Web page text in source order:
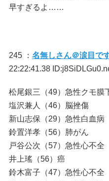
早すぎるよ……
245 ： 名無しさん＠涙目です
22:22:41.38
松尾銀三（49）急性クモ膜
塩沢兼人（46）脳挫傷
新山志保（29）急性白血病
鈴置洋孝（56）肺がん
戸谷公次（57）急性心不全
井上瑤（56）癌
鈴木富子（47）急性心不全